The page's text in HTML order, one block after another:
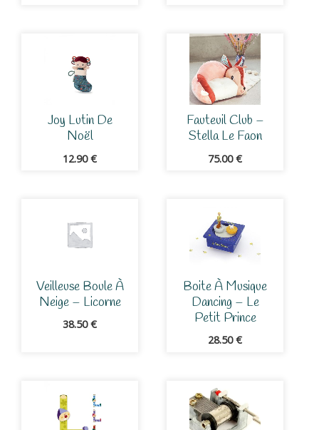
Joy Lutin De
Noël
12.90€
Fauteuil Club –
Stella Le Faon
75.00€
Veilleuse Boule À
Neige – Licorne
38.50€
Boite À Musique
Dancing – Le
Petit Prince
28.50€